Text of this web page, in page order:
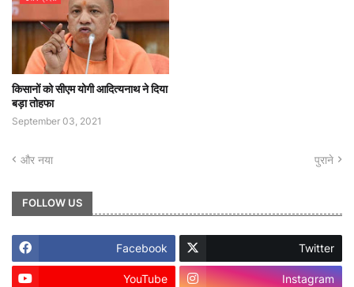
किसानों को सीएम योगी आदित्यनाथ ने दिया
बड़ा तोहफा
September 03, 2021
और नया पुराने
FOLLOW US
Facebook Twitter
YouTube Instagram